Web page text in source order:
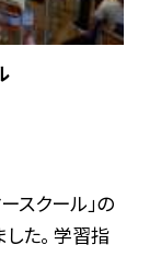
スクール」の
た。 学習指